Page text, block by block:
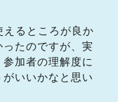
るところが良か
たのですが、実
加者の理解度に
いいかなと思い